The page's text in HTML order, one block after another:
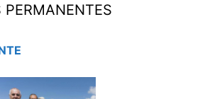
PERMANENTES